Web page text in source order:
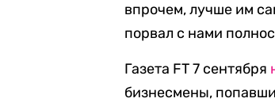
впрочем, лучше им
порвал с нами
Газета FT 7 сентября
бизнесмены,